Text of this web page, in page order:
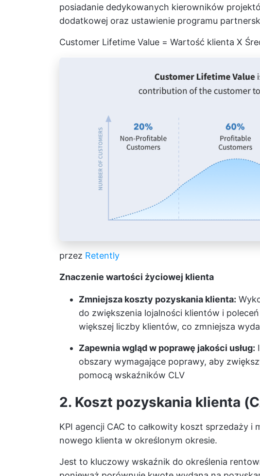
posiadanie dedykowanych kierowników
dodatkowej oraz ustawienie programu
Customer Lifetime Value = Wartość klienta X
przez Retently
Znaczenie wartości życiowej klienta
Zmniejsza koszty pozyskania klienta:
do zwiększenia lojalności klientów i
większej liczby klientów, co zmniejsza
Zapewnia wgląd w poprawę jakości usług:
obszary wymagające poprawy, aby
pomocą wskaźników CLV
2. Koszt pozyskania klienta
KPI agencji CAC to całkowity koszt sprzedaży
nowego klienta w określonym okresie.
Jest to kluczowy wskaźnik do określenia